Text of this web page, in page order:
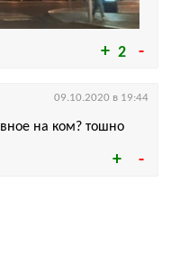
2
на ком? тошно
09.10.2020 в 19:44